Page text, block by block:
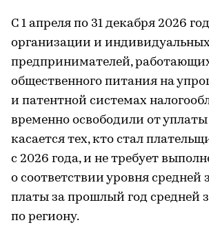
С 1 апреля по 31 декабря 2026
организации и
предпринимателей,
общественного питания на
и патентной системах
временно освободили от
касается тех, кто стал
с 2026 года, и не требует
о соответствии уровня средней
платы за прошлый год средней
по региону.